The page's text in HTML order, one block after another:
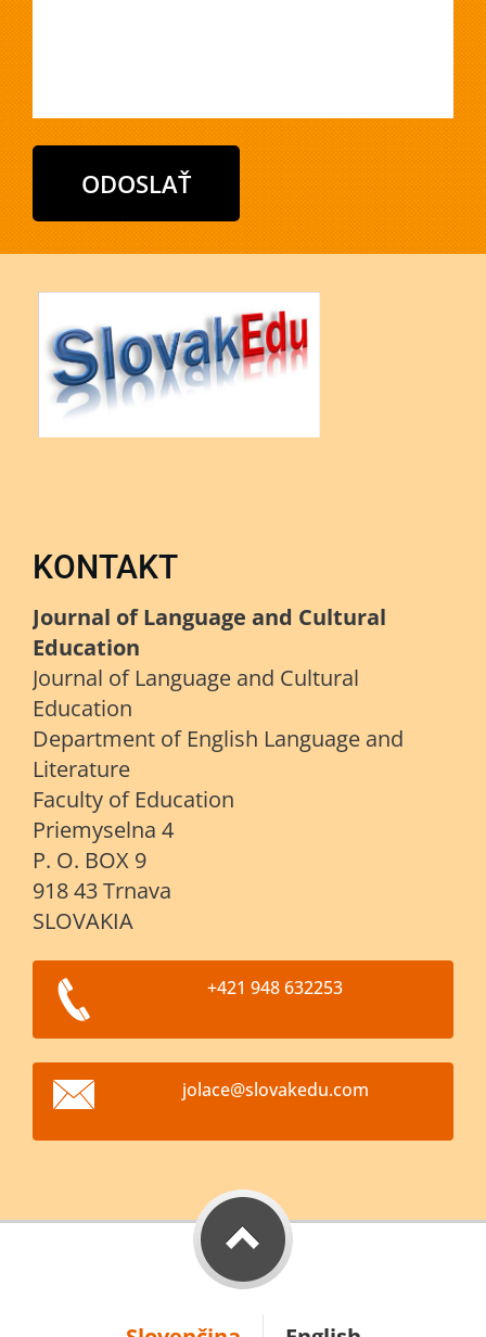
KONTAKT
Journal of Language and Cultural
Education
Journal of Language and Cultural
Education
Department of English Language and
Literature
Faculty of Education
Priemyselna 4
P. O. BOX 9
918 43 Trnava
SLOVAKIA
+421 948 632253
jolace@slovakedu.com